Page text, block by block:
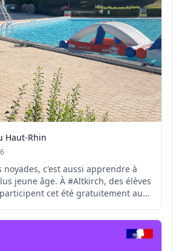
Haut-Rhin
noyades, c'est aussi apprendre à
À #Altkirch, des élèves
participent cet été gratuitement au
par l'Agence nationale du Sport,
à prévenir les r...